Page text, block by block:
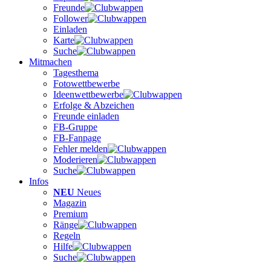
Freunde
Follower
Einladen
Karte
Suche
Mitmachen
Tagesthema
Fotowettbewerbe
Ideenwettbewerbe
Erfolge & Abzeichen
Freunde einladen
FB-Gruppe
FB-Fanpage
Fehler melden
Moderieren
Suche
Infos
NEU Neues
Magazin
Premium
Ränge
Regeln
Hilfe
Suche